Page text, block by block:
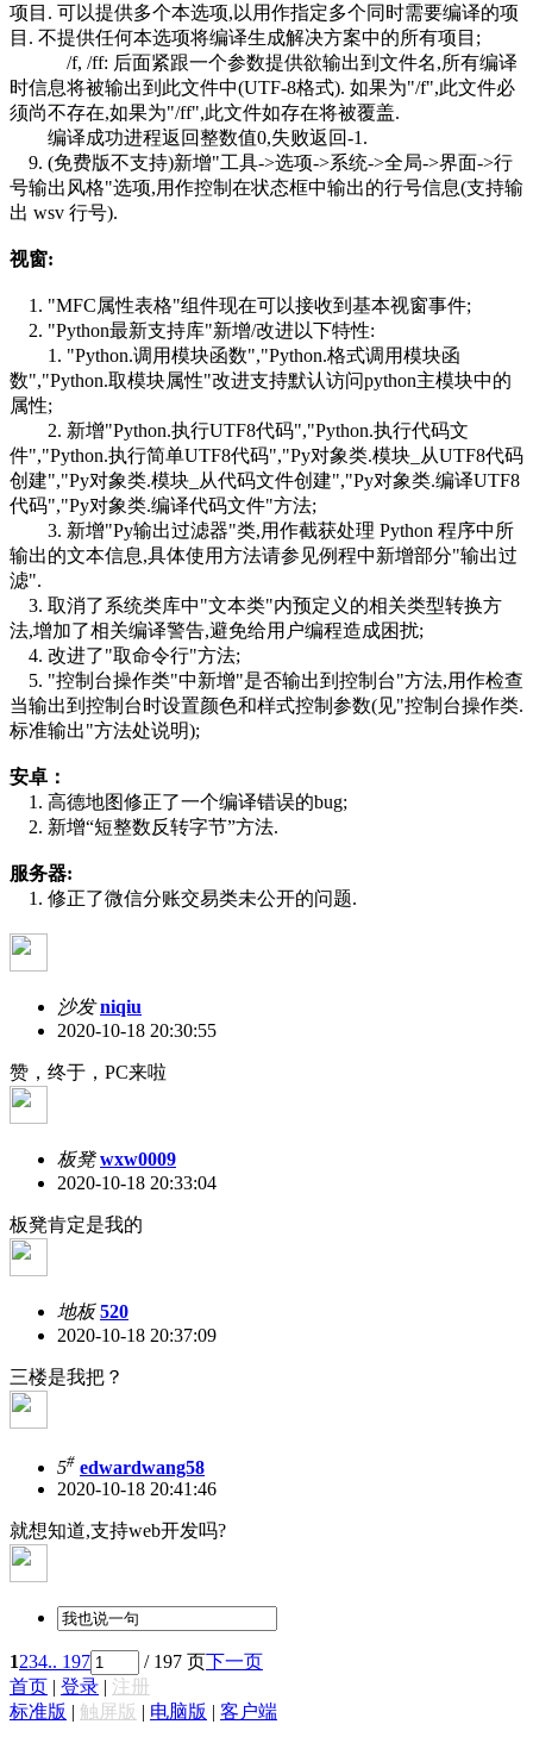
项目. 可以提供多个本选项,以用作指定多个同时需要编译的项
目. 不提供任何本选项将编译生成解决方案中的所有项目;
/f, /ff: 后面紧跟一个参数提供欲输出到文件名,所有编译
时信息将被输出到此文件中(UTF-8格式). 如果为"/f",此文件必
须尚不存在,如果为"/ff",此文件如存在将被覆盖.
编译成功进程返回整数值0,失败返回-1.
9. (免费版不支持)新增"工具->选项->系统->全局->界面->行
号输出风格"选项,用作控制在状态框中输出的行号信息(支持输
出 wsv 行号).
视窗:
1. "MFC属性表格"组件现在可以接收到基本视窗事件;
2. "Python最新支持库"新增/改进以下特性:
1. "Python.调用模块函数","Python.格式调用模块函
数","Python.取模块属性"改进支持默认访问python主模块中的
属性;
2. 新增"Python.执行UTF8代码","Python.执行代码文
件","Python.执行简单UTF8代码","Py对象类.模块_从UTF8代码
创建","Py对象类.模块_从代码文件创建","Py对象类.编译UTF8
代码","Py对象类.编译代码文件"方法;
3. 新增"Py输出过滤器"类,用作截获处理 Python 程序中所
输出的文本信息,具体使用方法请参见例程中新增部分"输出过
滤".
3. 取消了系统类库中"文本类"内预定义的相关类型转换方
法,增加了相关编译警告,避免给用户编程造成困扰;
4. 改进了"取命令行"方法;
5. "控制台操作类"中新增"是否输出到控制台"方法,用作检查
当输出到控制台时设置颜色和样式控制参数(见"控制台操作类.
标准输出"方法处说明);
安卓：
1. 高德地图修正了一个编译错误的bug;
2. 新增“短整数反转字节”方法.
服务器:
1. 修正了微信分账交易类未公开的问题.
沙发 niqiu
2020-10-18 20:30:55
赞，终于，PC来啦
板凳 wxw0009
2020-10-18 20:33:04
板凳肯定是我的
地板 520
2020-10-18 20:37:09
三楼是我把？
5# edwardwang58
2020-10-18 20:41:46
就想知道,支持web开发吗?
1234.. 197 / 197 页下一页
首页 | 登录 | 注册
标准版 | 触屏版 | 电脑版 | 客户端